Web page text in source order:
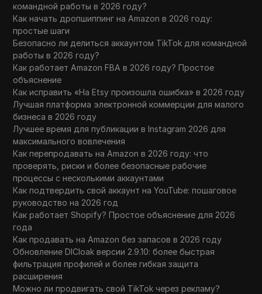
командной работы в 2026 году?
Как начать дропшиппинг на Amazon в 2026 году:
простые шаги
Безопасно ли делиться аккаунтом TikTok для командной
работы в 2026 году?
Как работает Amazon FBA в 2026 году? Простое
объяснение
Как исправить «На Etsy произошла ошибка» в 2026 году
Лучшая платформа электронной коммерции для малого
бизнеса в 2026 году
Лучшее время для публикации в Instagram 2026 для
максимального вовлечения
Как перепродавать на Amazon в 2026 году: что
проверять, риски и более безопасные рабочие
процессы с несколькими аккаунтами
Как подтвердить свой аккаунт на YouTube: пошаговое
руководство на 2026 год
Как работает Shopify? Простое объяснение для 2026
года
Как продавать на Amazon без запасов в 2026 году
Обновление DICloak версии 2.9.10: более быстрая
фильтрация профилей и более гибкая защита
расширения
Можно ли продвигать свой TikTok через рекламу?